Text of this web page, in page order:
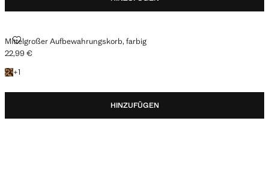
Mittelgroßer Aufbewahrungskorb, farbig
MITTELGROSSER AUFBEWAHRUNGSKORB, FARBIG
Aktueller Preis [22,99 € ]
22,99 €
+1
+ 1 Farbe
HINZUFÜGEN